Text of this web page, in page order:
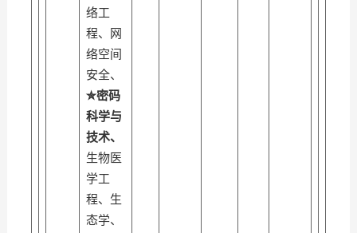
络工
程、网
络空间
安全、
✮密码
科学与
技术、
生物医
学工
程、生
态学、